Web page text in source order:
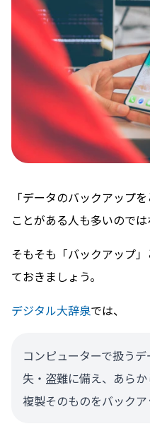
「データのバックアップ
ことがある人も多いのでは
そもそも「バックアップ
ておきましょう。
デジタル大辞泉では、
コンピューターで扱う
失・盗難に備え、あらか
複製そのものをバックア